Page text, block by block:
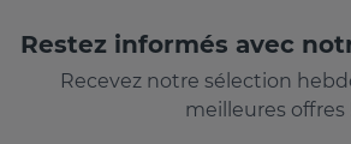
Restez informés avec
Recevez notre sélection
meilleures offres